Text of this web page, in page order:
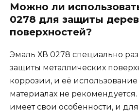
Можно ли
0278 для защиты
поверхностей?
Эмаль ХВ 0278 специально
защиты металлических
коррозии, и её
материалах не
имеет свои особенности, и